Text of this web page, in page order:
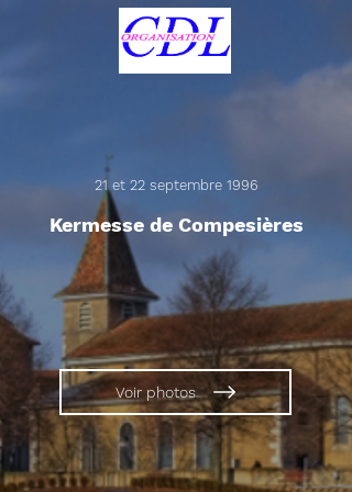
Kermesse de Compesières
21 et 22 septembre 1996
Voir photos